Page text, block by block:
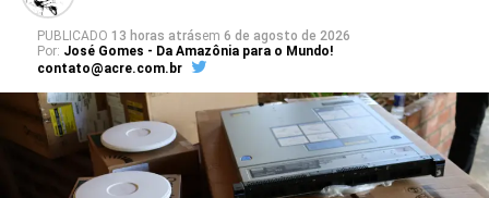
PUBLICADO 13 horas atrásem 6 de agosto de 2026
Por: José Gomes - Da Amazônia para o Mundo!
contato@acre.com.br